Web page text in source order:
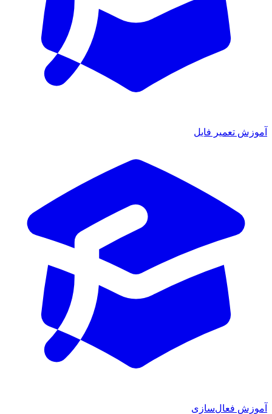
آموزش تعمیر فایل
آموزش فعال‌سازی